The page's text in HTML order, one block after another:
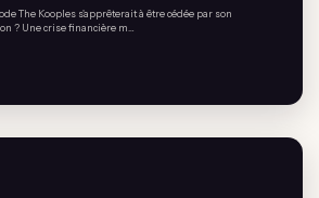
The Kooples s'apprêterait à être cédée par son
? Une crise financière m…